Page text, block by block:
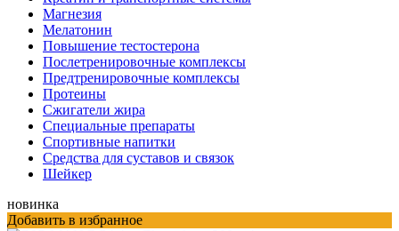
Магнезия
Мелатонин
Повышение тестостерона
Послетренировочные комплексы
Предтренировочные комплексы
Протеины
Сжигатели жира
Специальные препараты
Спортивные напитки
Средства для суставов и связок
Шейкер
новинка
Добавить в избранное